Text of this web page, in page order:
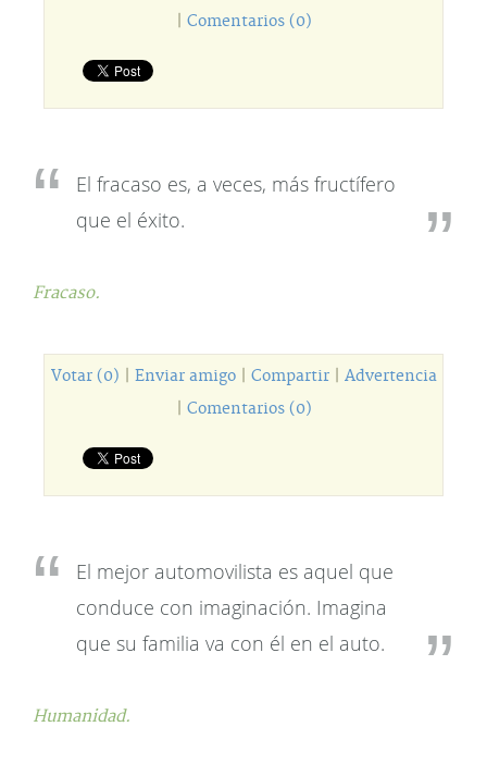
Comentarios (0)
El fracaso es, a veces, más fructífero
que el éxito.
Fracaso.
Votar (0) Enviar amigo| Compartir| Advertencia
Comentarios (0)
El mejor automovilista es aquel que
conduce con imaginación. Imagina
que su familia va con él en el auto.
Humanidad.